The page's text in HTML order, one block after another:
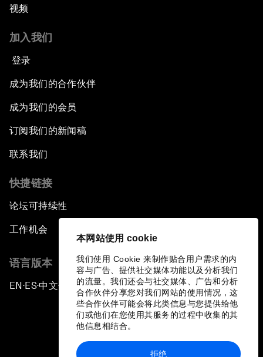
本网站使用 cookie
我们使用 Cookie 来制作贴合用户需求的内
容与广告、提供社交媒体功能以及分析我们
的流量。我们还会与社交媒体、广告和分析
合作伙伴分享您对我们网站的使用情况，这
些合作伙伴可能会将此类信息与您提供给他
们或他们在您使用其服务的过程中收集的其
他信息相结合。
拒绝
视频
加入我们
登录
成为我们的合作伙伴
成为我们的会员
订阅我们的新闻稿
联系我们
快捷链接
论坛可持续性
工作机会
语言版本
EN ▪ES▪中文▪ 日本語